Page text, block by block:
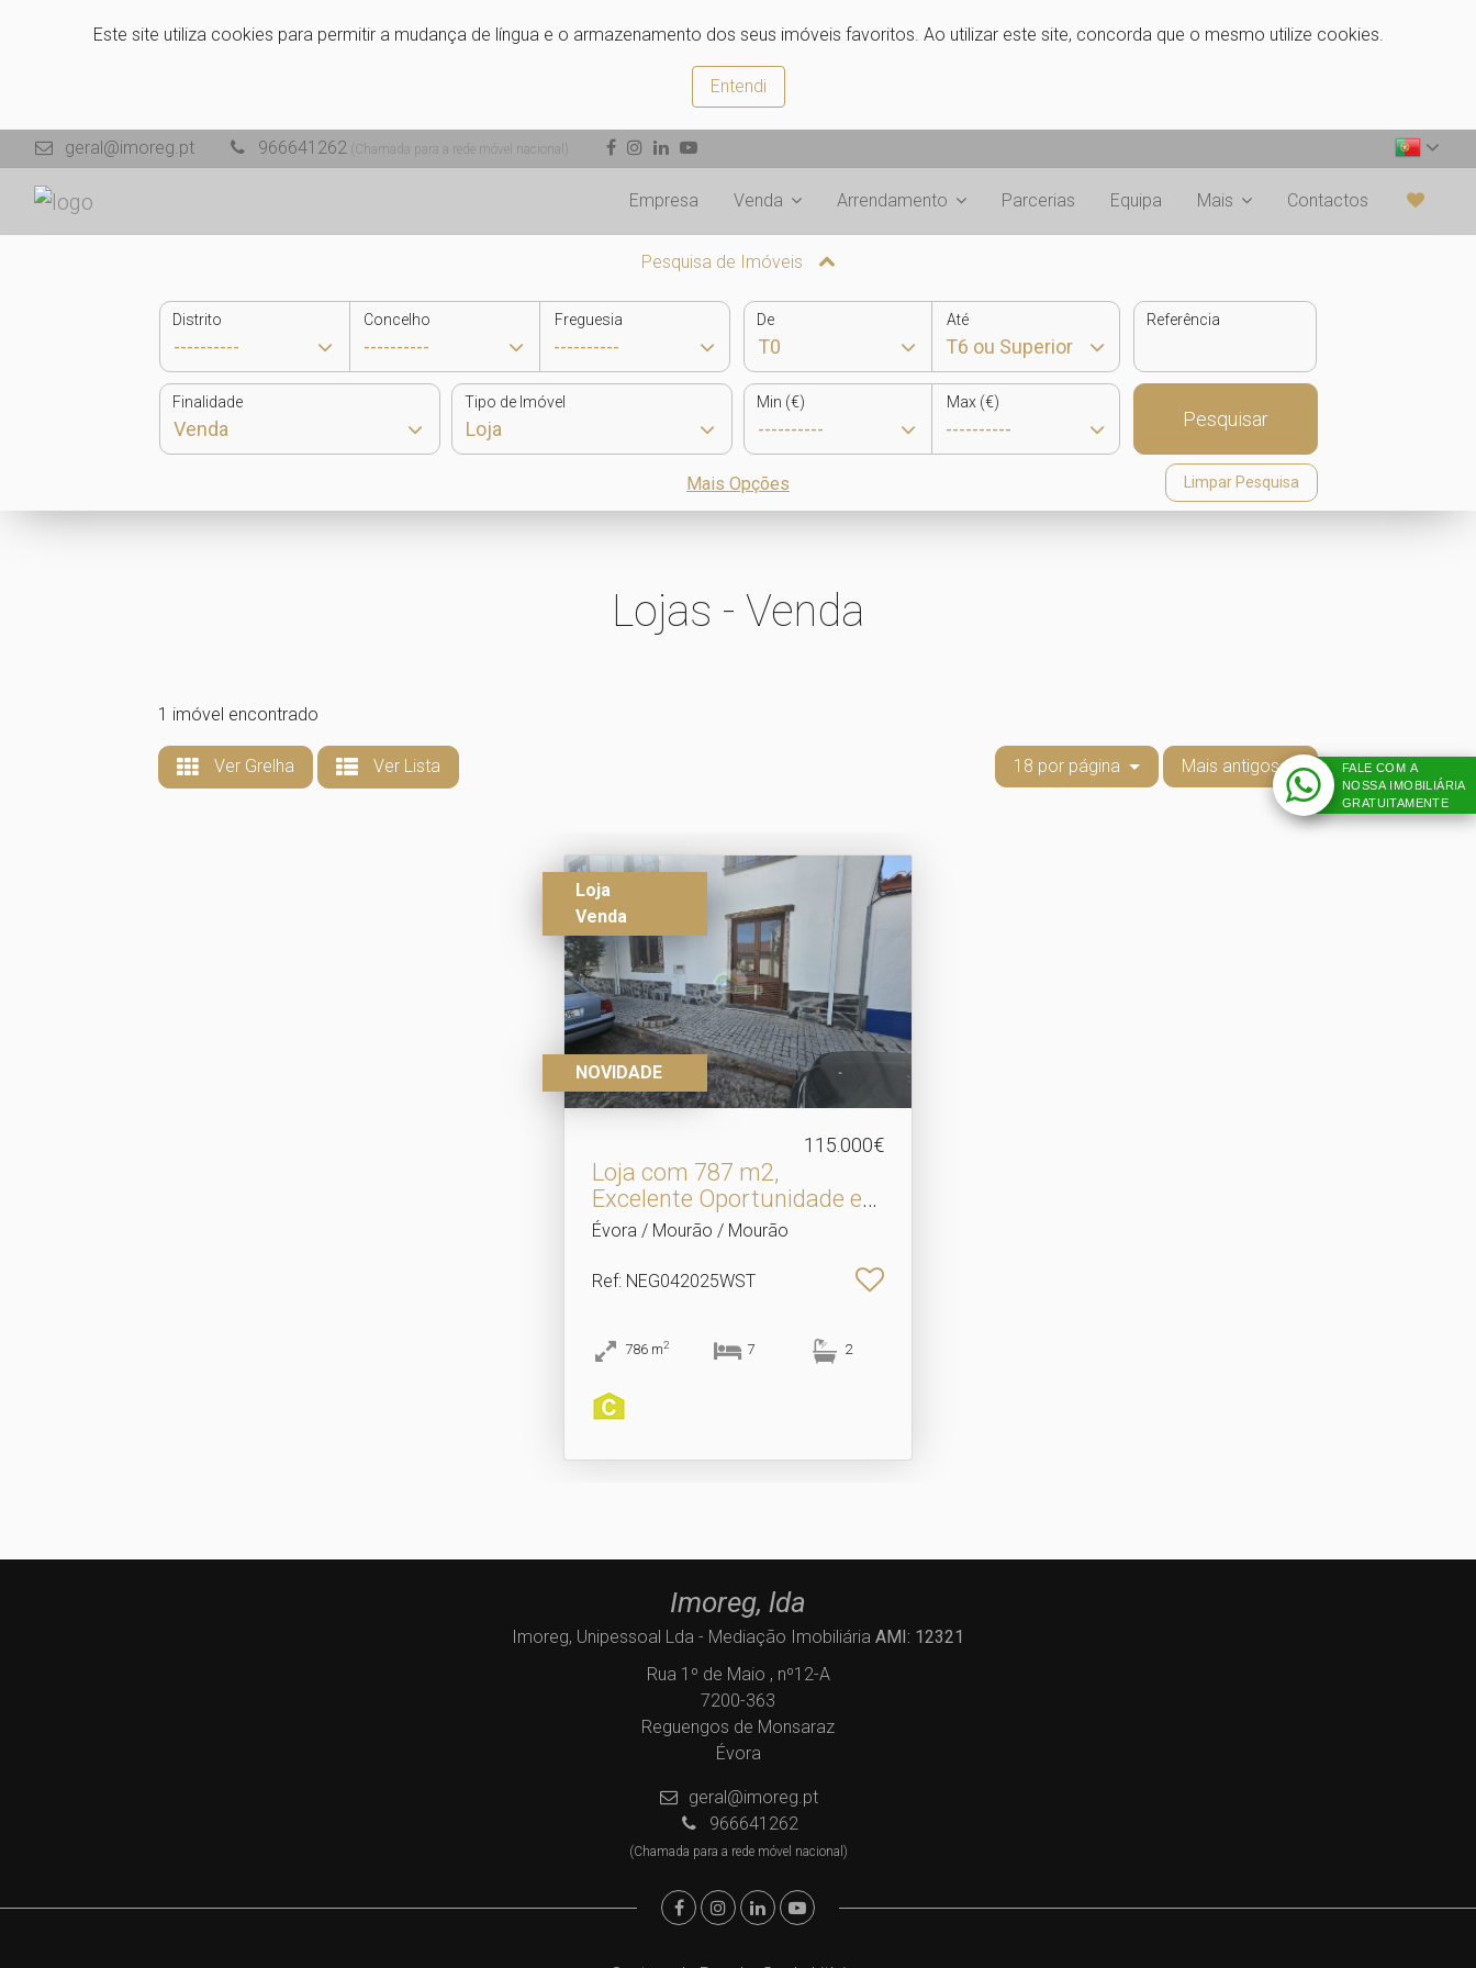
Este site utiliza cookies para permitir a mudança de língua e o armazenamento dos seus imóveis favoritos. Ao utilizar este site, concorda que o mesmo utilize cookies.
Entendi
geral@imoreg.pt 966641262 (Chamada para a rede móvel nacional)
Empresa Venda Arrendamento Parcerias Equipa Mais Contactos
Pesquisa de Imóveis
Distrito Concelho Freguesia De Até Referência
Finalidade Tipo de Imóvel Min (€) Max (€)
Pesquisar
Mais Opções Limpar Pesquisa
Lojas - Venda
1 imóvel encontrado
Ver Grelha Ver Lista 18 por página Mais antigos
Loja
Venda
NOVIDADE
115.000€
Loja com 787 m2,
Excelente Oportunidade em
Co.​..
Évora / Mourão / Mourão
Ref: NEG042025WST
786 m2 7 2
Imoreg, lda
Imoreg, Unipessoal Lda - Mediação Imobiliária AMI: 12321
Rua 1º de Maio , nº12-A
7200-363
Reguengos de Monsaraz
Évora
geral@imoreg.pt
966641262
(Chamada para a rede móvel nacional)
FALE COM A
NOSSA IMOBILIÁRIA
GRATUITAMENTE